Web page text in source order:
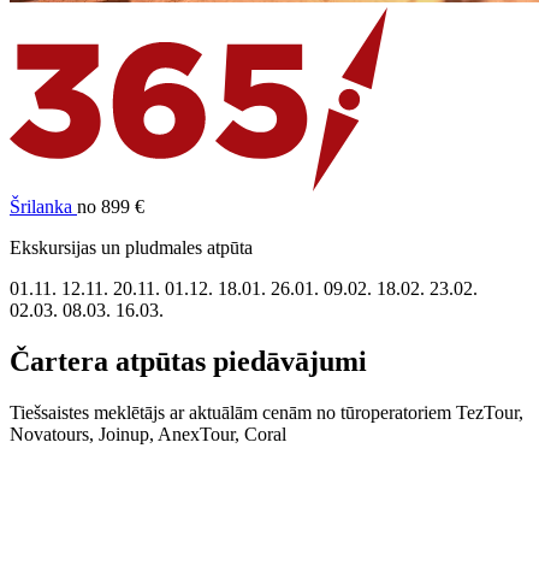
Šrilanka no 899 €
Ekskursijas un pludmales atpūta
01.11. 12.11. 20.11. 01.12. 18.01. 26.01. 09.02. 18.02. 23.02.
02.03. 08.03. 16.03.
Čartera atpūtas piedāvājumi
Tiešsaistes meklētājs ar aktuālām cenām no tūroperatoriem TezTour,
Novatours, Joinup, AnexTour, Coral